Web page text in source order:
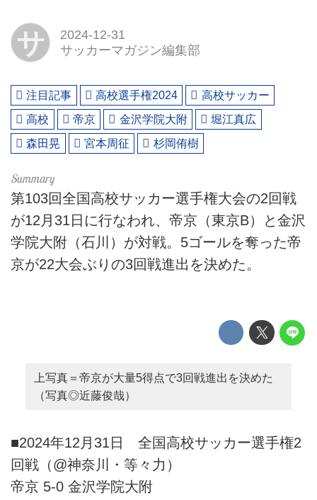
サ
2024-12-31
サッカーマガジン編集部
注目記事 高校選手権2024
高校サッカー
高校
帝京 金沢学院大附
堀江真広
森田晃
宮本周征 杉岡侑樹
第103回全国高校サッカー選手権大会の2回戦
が12月31日に行なわれ、帝京（東京B）と金沢
学院大附（石川）が対戦。5ゴールを奪った帝
京が22大会ぶりの3回戦進出を決めた。
上写真＝帝京が大量5得点で3回戦進出を決めた
（写真◎近藤俊哉）
■2024年12月31日 全国高校サッカー選手権2
回戦（@神奈川・等々力）
帝京 5-0 金沢学院大附